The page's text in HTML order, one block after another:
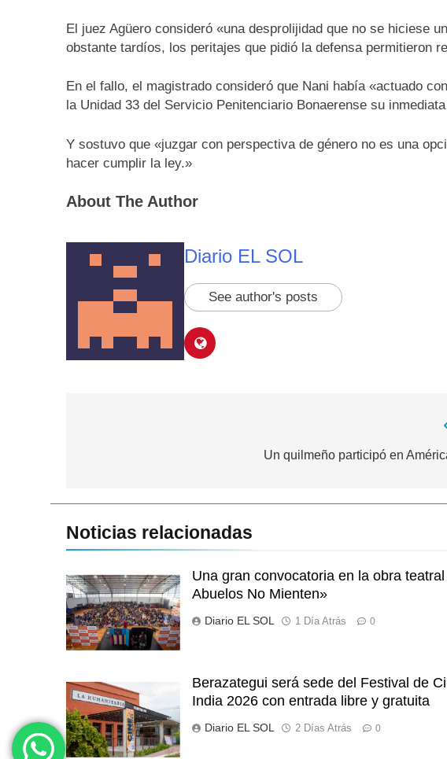
El juez Agüero consideró «una desprolijidad que no se hiciese
obstante tardíos, los peritajes que pidió la defensa permitieron
En el fallo, el magistrado consideró que Nani había «actuado
la Unidad 33 del Servicio Penitenciario Bonaerense su
Y sostuvo que «juzgar con perspectiva de género no es una
hacer cumplir la ley.»
About The Author
Diario EL SOL
See author's posts
Un quilmeño participó en
Noticias relacionadas
Una gran convocatoria en la obra
Abuelos No Mienten»
Diario EL SOL 1 Día Atrás 0
Berazategui será sede del Festival de
India 2026 con entrada libre y gratuita
Diario EL SOL 2 Días Atrás 0